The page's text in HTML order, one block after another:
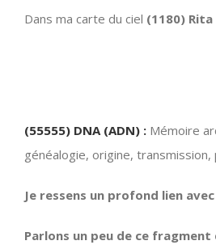
Dans ma carte du ciel (1180) Rita
(55555) DNA (ADN) : Mémoire
généalogie, origine,
Je ressens un profond lien
Parlons un peu de ce fragment